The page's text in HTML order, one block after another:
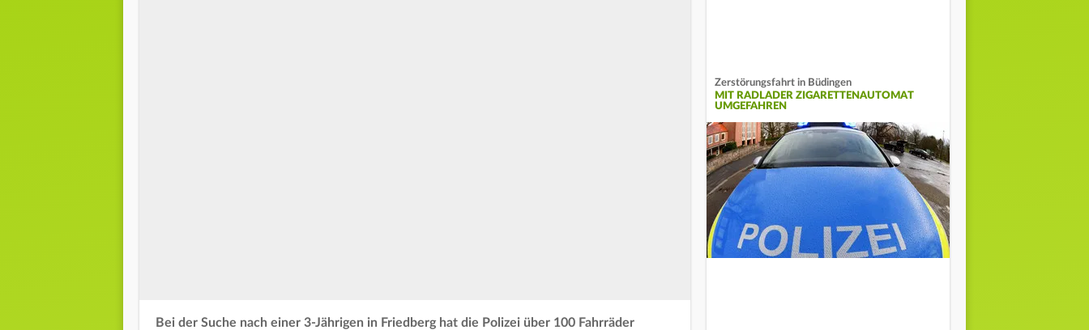
Bei der Suche nach einer 3-Jährigen in Friedberg hat die Polizei über 100 Fahrräder
Zerstörungsfahrt in Büdingen
MIT RADLADER ZIGARETTENAUTOMAT
UMGEFAHREN